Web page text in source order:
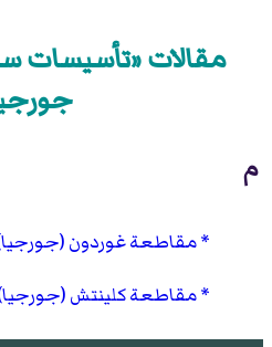
م
مقاطعة غوردون
مقاطعة كلينتش